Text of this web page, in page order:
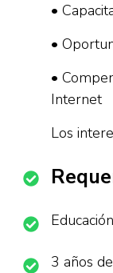
•
•
•
Internet
Los
3 años